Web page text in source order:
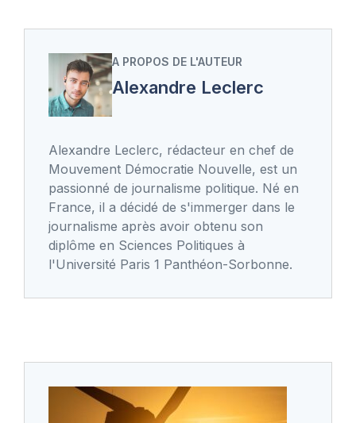
A PROPOS DE L'AUTEUR
Alexandre Leclerc
Alexandre Leclerc, rédacteur en chef de
Mouvement Démocratie Nouvelle, est un
passionné de journalisme politique. Né en
France, il a décidé de s'immerger dans le
journalisme après avoir obtenu son
diplôme en Sciences Politiques à
l'Université Paris 1 Panthéon-Sorbonne.